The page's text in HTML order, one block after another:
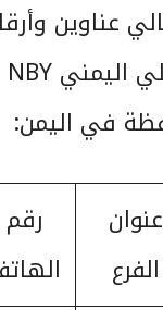
عناوين
عنوان
الفرع
رقم